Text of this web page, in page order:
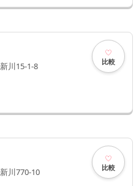
新川15-1-8 比較
新川770-10 比較